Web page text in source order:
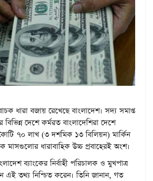
ধারা বজায় রেখেছে বাংলাদেশ। সদ্য সমাপ্ত
বিভিন্ন দেশে কর্মরত বাংলাদেশিরা দেশে
৭০ লাখ (৩ দশমিক ১৩ বিলিয়ন) মার্কিন
মাসগুলোর ধারাবাহিক উচ্চ প্রবাহেরই অংশ।
ব্যাংকের নির্বাহী পরিচালক ও মুখপাত্র
তথ্য নিশ্চিত করেন। তিনি জানান, গত